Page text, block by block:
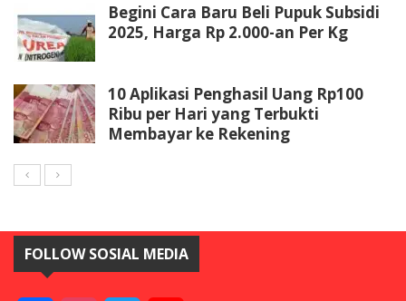
Begini Cara Baru Beli Pupuk Subsidi
2025, Harga Rp 2.000-an Per Kg
10 Aplikasi Penghasil Uang Rp100
Ribu per Hari yang Terbukti
Membayar ke Rekening
FOLLOW SOSIAL MEDIA